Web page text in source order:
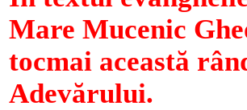
Mare Mucenic
tocmai această
Adevărului.